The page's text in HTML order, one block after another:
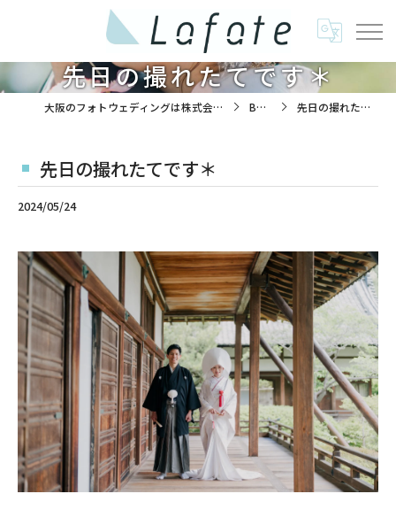
先日の撮れたてです＊
大阪のフォトウェディングは株式会社ラフエイト BLOG 先日の撮れたてです＊
先日の撮れたてです＊
2024/05/24